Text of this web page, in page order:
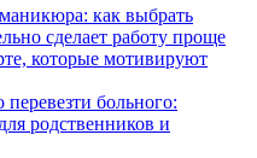
как выбрать
сделает работу проще
которые мотивируют
больного:
родственников и